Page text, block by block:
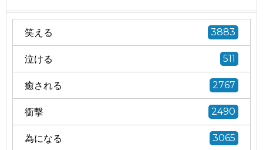
笑える 3883
泣ける 511
癒される 2767
衝撃 2490
為になる 3065